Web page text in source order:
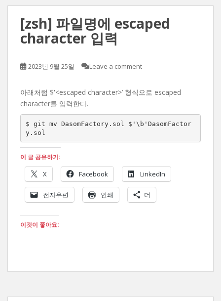
[zsh] 파일명에 escaped
character 입력
2023년 9월 25일 Leave a comment
아래처럼 $'<escaped character>’ 형식으로 escaped
character를 입력한다.
$ git mv DasomFactory.sol $'\b'DasomFactor
y.sol
이 글 공유하기:
X Facebook LinkedIn
전자우편 인쇄 더
이것이 좋아요: